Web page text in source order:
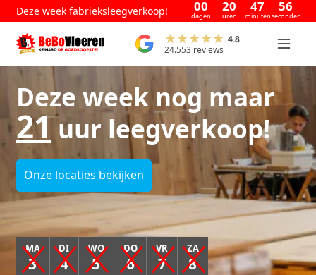
Deze week fabrieksleegverkoop! 00
dagen
20
uren
47
minuten
56
seconden
4.8
24.553 reviews
Deze week nog maar
21uur leegverkoop!
Onze locaties bekijken
MA
3
DI
4
WO
5
DO
6
VR
7
ZA
8